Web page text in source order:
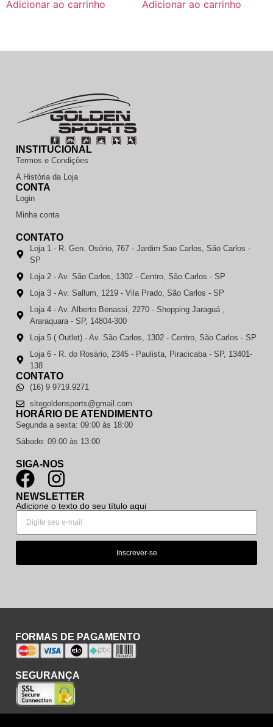
Adicionar ao carrinho Adicionar ao carrinho
INSTITUCIONAL
Termos e Condições
A História da Loja
CONTA
Login
Minha conta
CONTATO
Loja 1 - R. Gen. Osório, 767 - Jardim Sao Carlos, São Carlos -
SP
Loja 2 - Av. São Carlos, 1302 - Centro, São Carlos - SP
Loja 3 - Av. Sallum, 1219 - Vila Prado, São Carlos - SP
Loja 4 - Av. Alberto Benassi, 2270 - Shopping Jaraguá ,
Araraquara - SP, 14804-300
Loja 5 ( Outlet) - Av. São Carlos, 1302 - Centro, São Carlos - SP
Loja 6 - R. do Rosário, 2345 - Paulista, Piracicaba - SP, 13401-
138
CONTATO
(16) 9 9719.9271
sitegoldensports@gmail.com
HORÁRIO DE ATENDIMENTO
Segunda a sexta: 09:00 às 18:00
Sábado: 09:00 às 13:00
SIGA-NOS
NEWSLETTER
Adicione o texto do seu título aqui
Inscrever-se
FORMAS DE PAGAMENTO
SEGURANÇA